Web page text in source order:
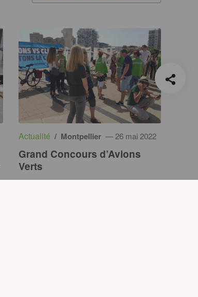
Actualité / Montpellier — 26 mai 2022
Grand Concours d’Avions
Verts